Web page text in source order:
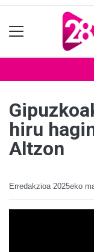
hiru
Altzon
Erredakzioa 2025eko